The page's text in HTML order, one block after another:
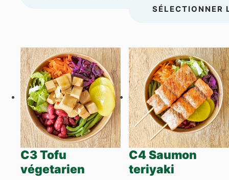
SÉLECTIONNER
C3 Tofu
végetarien
C4 Saumon
teriyaki